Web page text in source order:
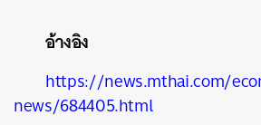
อ้างอิง
https://news.mthai.com/
news/684405.html